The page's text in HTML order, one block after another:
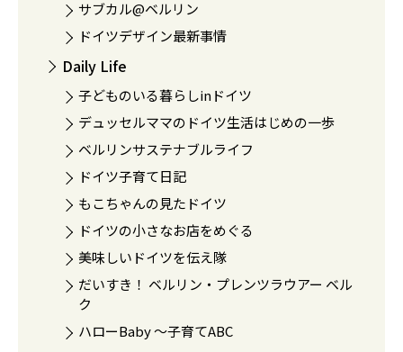
サブカル@ベルリン
ドイツデザイン最新事情
Daily Life
子どものいる暮らしinドイツ
デュッセルママのドイツ生活はじめの一歩
ベルリンサステナブルライフ
ドイツ子育て日記
もこちゃんの見たドイツ
ドイツの小さなお店をめぐる
美味しいドイツを伝え隊
だいすき！ ベルリン・プレンツラウアー ベル
ク
ハローBaby 〜子育てABC